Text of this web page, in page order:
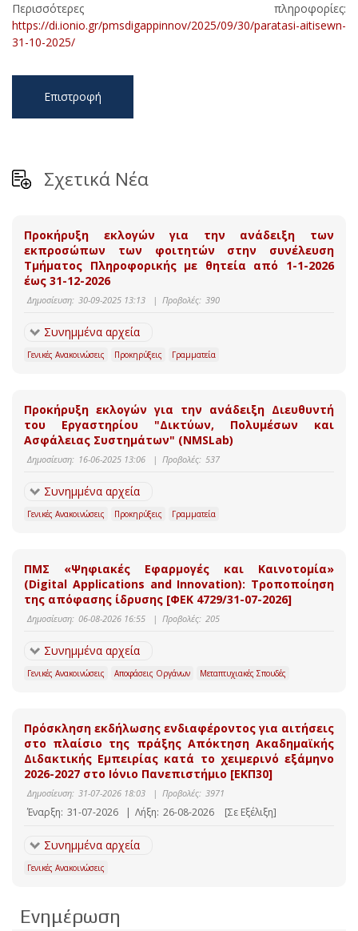
Περισσότερες πληροφορίες:
https://di.ionio.gr/pmsdigappinnov/2025/09/30/paratasi-aitisewn-
31-10-2025/
Επιστροφή
Σχετικά Νέα
Προκήρυξη εκλογών για την ανάδειξη των
εκπροσώπων των φοιτητών στην συνέλευση
Τμήματος Πληροφορικής με θητεία από 1-1-2026
έως 31-12-2026
Δημοσίευση: 30-09-2025 13:13 | Προβολές: 390
Συνημμένα αρχεία
Γενικές Ανακοινώσεις Προκηρύξεις Γραμματεία
Προκήρυξη εκλογών για την ανάδειξη Διευθυντή
του Εργαστηρίου "Δικτύων, Πολυμέσων και
Ασφάλειας Συστημάτων" (NMSLab)
Δημοσίευση: 16-06-2025 13:06 | Προβολές: 537
Συνημμένα αρχεία
Γενικές Ανακοινώσεις Προκηρύξεις Γραμματεία
ΠΜΣ «Ψηφιακές Εφαρμογές και Καινοτομία»
(Digital Applications and Innovation): Τροποποίηση
της απόφασης ίδρυσης [ΦΕΚ 4729/31-07-2026]
Δημοσίευση: 06-08-2026 16:55 | Προβολές: 205
Συνημμένα αρχεία
Γενικές Ανακοινώσεις Αποφάσεις Οργάνων Μεταπτυχιακές Σπουδές
Πρόσκληση εκδήλωσης ενδιαφέροντος για αιτήσεις
στο πλαίσιο της πράξης Απόκτηση Ακαδημαϊκής
Διδακτικής Εμπειρίας κατά το χειμερινό εξάμηνο
2026-2027 στο Ιόνιο Πανεπιστήμιο [ΕΚΠ30]
Δημοσίευση: 31-07-2026 18:03 | Προβολές: 3971
Έναρξη: 31-07-2026 | Λήξη: 26-08-2026 [Σε Εξέλιξη]
Συνημμένα αρχεία
Γενικές Ανακοινώσεις
Ενημέρωση